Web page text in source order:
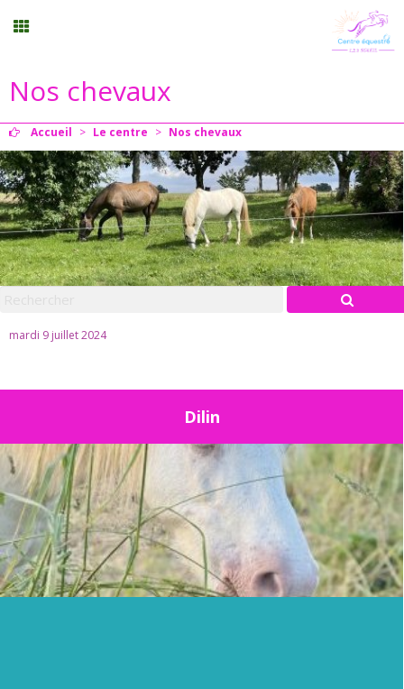
Stages vacances
Menu
Mon compte
Panier
Nos chevaux
Accueil > Le centre > Nos chevaux
mardi 9 juillet 2024
Dilin